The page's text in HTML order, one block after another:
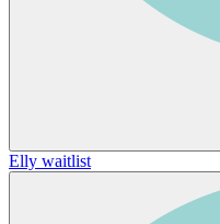
Elly waitlist